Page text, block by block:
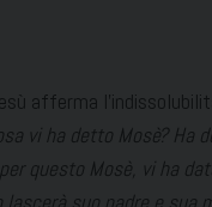
afferma
vi ha detto Mosè? Ha
questo Mosè, vi ha